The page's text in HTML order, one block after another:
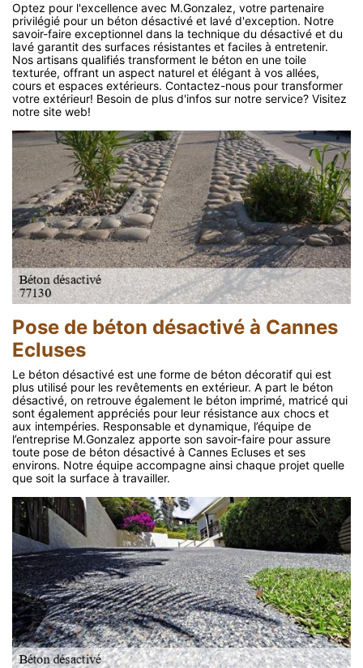
Optez pour l'excellence avec M.Gonzalez, votre partenaire
privilégié pour un béton désactivé et lavé d'exception. Notre
savoir-faire exceptionnel dans la technique du désactivé et du
lavé garantit des surfaces résistantes et faciles à entretenir.
Nos artisans qualifiés transforment le béton en une toile
texturée, offrant un aspect naturel et élégant à vos allées,
cours et espaces extérieurs. Contactez-nous pour transformer
votre extérieur! Besoin de plus d'infos sur notre service? Visitez
notre site web!
Pose de béton désactivé à Cannes
Ecluses
Le béton désactivé est une forme de béton décoratif qui est
plus utilisé pour les revêtements en extérieur. A part le béton
désactivé, on retrouve également le béton imprimé, matricé qui
sont également appréciés pour leur résistance aux chocs et
aux intempéries. Responsable et dynamique, l’équipe de
l’entreprise M.Gonzalez apporte son savoir-faire pour assure
toute pose de béton désactivé à Cannes Ecluses et ses
environs. Notre équipe accompagne ainsi chaque projet quelle
que soit la surface à travailler.